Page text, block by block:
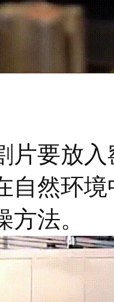
片要放
自然环
法。